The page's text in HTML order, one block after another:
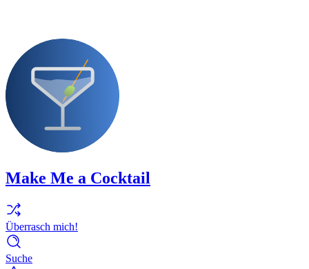
Make Me a Cocktail
Überrasch mich!
Suche